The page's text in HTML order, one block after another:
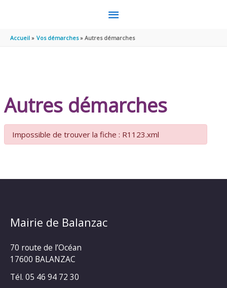
MENU
PRINCIPAL
Accueil Vos démarches Autres démarches
Autres démarches
Impossible de trouver la fiche : R1123.xml
Mairie de Balanzac
70 route de l’Océan
17600 BALANZAC
Tél. 05 46 94 72 30